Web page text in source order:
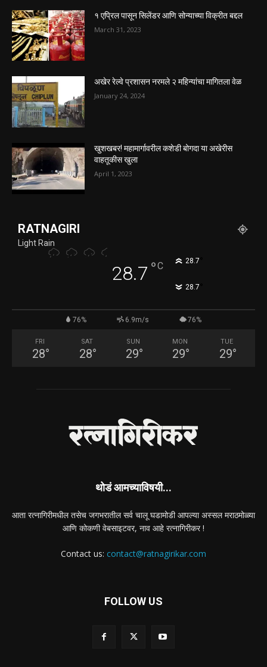
१ एप्रिल पासून सिलेंडर आणि सोन्याच्या विक्रीत बद्दल
March 31, 2023
अखेर रेल्वे प्रशासन नरमले २ महिन्यांचा मागितला वेळ
January 24, 2024
खुशखबर! महामार्गावरील कशेडी बोगदा या अखेरीस
वाहतूकीस खुला
April 1, 2023
RATNAGIRI
Light Rain
28.7 °C 28.7
28.7
76% 6.9m/s 76%
FRI
28°
SAT
28°
SUN
29°
MON
29°
TUE
29°
थोडं आमच्याविषयी...
आता रत्नागिरीमधील तसेच जगभरातील सर्व चालू घडामोडी आपल्या अस्सल मराठमोळ्या
आणि कोकणी वेबसाइटवर, नाव आहे रत्नागिरीकर !
Contact us: contact@ratnagirikar.com
FOLLOW US